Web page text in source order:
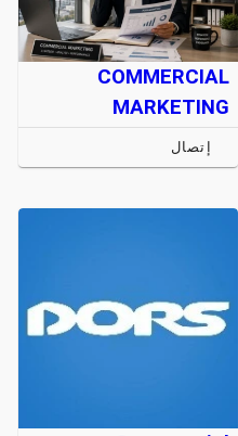
COMMERCIAL
MARKETING
إتصال